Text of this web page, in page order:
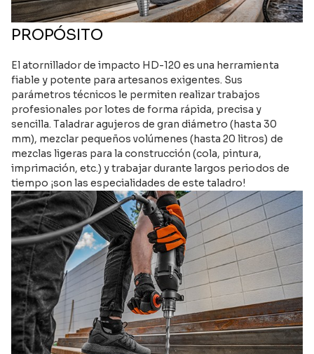
PROPÓSITO
El atornillador de impacto HD-120 es una herramienta
fiable y potente para artesanos exigentes. Sus
parámetros técnicos le permiten realizar trabajos
profesionales por lotes de forma rápida, precisa y
sencilla. Taladrar agujeros de gran diámetro (hasta 30
mm), mezclar pequeños volúmenes (hasta 20 litros) de
mezclas ligeras para la construcción (cola, pintura,
imprimación, etc.) y trabajar durante largos periodos de
tiempo ¡son las especialidades de este taladro!